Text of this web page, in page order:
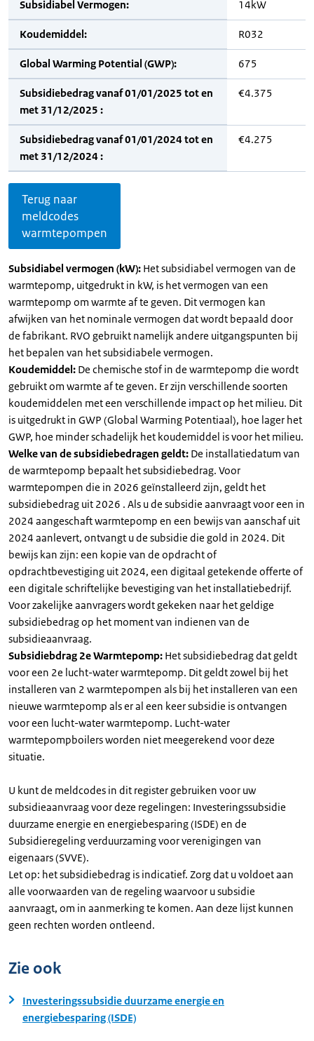
Subsidiabel Vermogen: 14kW
Koudemiddel: R032
Global Warming Potential (GWP): 675
Subsidiebedrag vanaf 01/01/2025 tot en
met 31/12/2025 :
€4.375
Subsidiebedrag vanaf 01/01/2024 tot en
met 31/12/2024 :
€4.275
Terug naar
meldcodes
warmtepompen
Subsidiabel vermogen (kW): Het subsidiabel vermogen van de
warmtepomp, uitgedrukt in kW, is het vermogen van een
warmtepomp om warmte af te geven. Dit vermogen kan
afwijken van het nominale vermogen dat wordt bepaald door
de fabrikant. RVO gebruikt namelijk andere uitgangspunten bij
het bepalen van het subsidiabele vermogen.
Koudemiddel: De chemische stof in de warmtepomp die wordt
gebruikt om warmte af te geven. Er zijn verschillende soorten
koudemiddelen met een verschillende impact op het milieu. Dit
is uitgedrukt in GWP (Global Warming Potentiaal), hoe lager het
GWP, hoe minder schadelijk het koudemiddel is voor het milieu.
Welke van de subsidiebedragen geldt: De installatiedatum van
de warmtepomp bepaalt het subsidiebedrag. Voor
warmtepompen die in 2026 geïnstalleerd zijn, geldt het
subsidiebedrag uit 2026 . Als u de subsidie aanvraagt voor een in
2024 aangeschaft warmtepomp en een bewijs van aanschaf uit
2024 aanlevert, ontvangt u de subsidie die gold in 2024. Dit
bewijs kan zijn: een kopie van de opdracht of
opdrachtbevestiging uit 2024, een digitaal getekende offerte of
een digitale schriftelijke bevestiging van het installatiebedrijf.
Voor zakelijke aanvragers wordt gekeken naar het geldige
subsidiebedrag op het moment van indienen van de
subsidieaanvraag.
Subsidiebdrag 2e Warmtepomp: Het subsidiebedrag dat geldt
voor een 2e lucht-water warmtepomp. Dit geldt zowel bij het
installeren van 2 warmtepompen als bij het installeren van een
nieuwe warmtepomp als er al een keer subsidie is ontvangen
voor een lucht-water warmtepomp. Lucht-water
warmtepompboilers worden niet meegerekend voor deze
situatie.
U kunt de meldcodes in dit register gebruiken voor uw
subsidieaanvraag voor deze regelingen: Investeringssubsidie
duurzame energie en energiebesparing (ISDE) en de
Subsidieregeling verduurzaming voor verenigingen van
eigenaars (SVVE).
Let op: het subsidiebedrag is indicatief. Zorg dat u voldoet aan
alle voorwaarden van de regeling waarvoor u subsidie
aanvraagt, om in aanmerking te komen. Aan deze lijst kunnen
geen rechten worden ontleend.
Zie ook
Investeringssubsidie duurzame energie en
energiebesparing (ISDE)